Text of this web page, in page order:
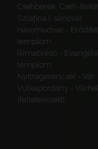
Csehberek, Cseh-
Szlatina I. sáncvár
Háromudvar -
templom
Rimabrézó -
templom
Nyitragerencsér - Vár
Vulkapordány -
(feltételezett)